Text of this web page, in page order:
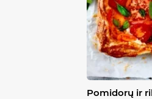
Pomidorų ir